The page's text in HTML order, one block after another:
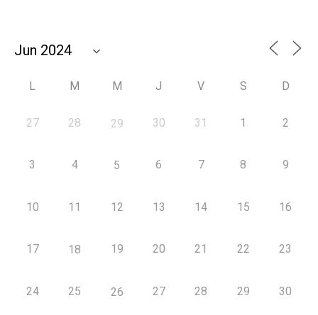
L M M J V S D
27 28 29 30 31 1 2
3 4 5 6 7 8 9
10 11 12 13 14 15 16
17 18 19 20 21 22 23
24 25 26 27 28 29 30